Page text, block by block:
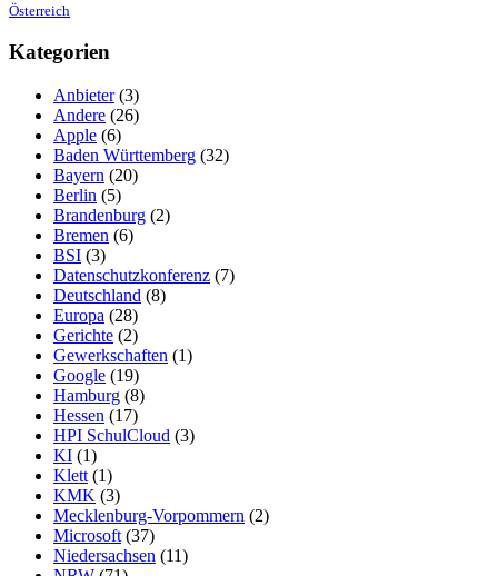
Österreich
Kategorien
Anbieter(3)
Andere (26)
Apple (6)
Baden Württemberg (32)
Bayern (20)
Berlin (5)
Brandenburg (2)
Bremen (6)
BSI (3)
Datenschutzkonferenz (7)
Deutschland (8)
Europa (28)
Gerichte (2)
Gewerkschaften (1)
Google (19)
Hamburg (8)
Hessen (17)
HPI SchulCloud (3)
KI (1)
Klett (1)
KMK (3)
Mecklenburg-Vorpommern (2)
Microsoft (37)
Niedersachsen (11)